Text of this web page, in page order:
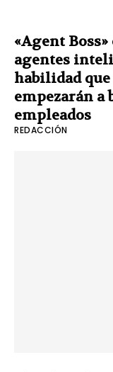
«Agent
agentes
habilidad
empezarán a
empleados
REDACCIÓN